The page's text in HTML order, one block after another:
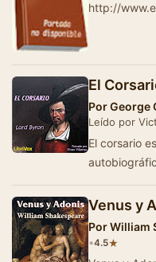
http://
El
PorGeorge
Leído por
El corsario
-…
Venus y
PorWilliam
•4.5★